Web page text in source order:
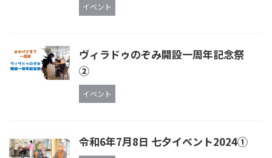
イベント
ヴィラドゥのぞみ開設一周年記念祭
②
イベント
令和6年7月8日 七夕イベント2024①